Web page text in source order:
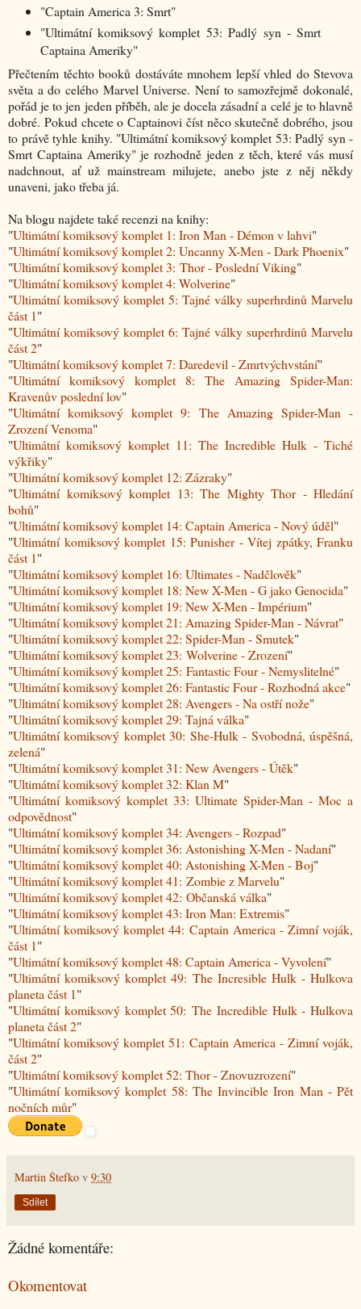
"Captain America 3: Smrt"
"Ultimátní komiksový komplet 53: Padlý syn - Smrt
Captaina Ameriky"
Přečtením těchto booků dostáváte mnohem lepší vhled do Stevova
světa a do celého Marvel Universe. Není to samozřejmě dokonalé,
pořád je to jen jeden příběh, ale je docela zásadní a celé je to hlavně
dobré. Pokud chcete o Captainovi číst něco skutečně dobrého, jsou
to právě tyhle knihy. "Ultimátní komiksový komplet 53: Padlý syn -
Smrt Captaina Ameriky" je rozhodně jeden z těch, které vás musí
nadchnout, ať už mainstream milujete, anebo jste z něj někdy
unaveni, jako třeba já.
Na blogu najdete také recenzi na knihy:
"Ultimátní komiksový komplet 1: Iron Man - Démon v lahvi"
"Ultimátní komiksový komplet 2: Uncanny X-Men - Dark Phoenix"
"Ultimátní komiksový komplet 3: Thor - Poslední Viking"
"Ultimátní komiksový komplet 4: Wolverine"
"Ultimátní komiksový komplet 5: Tajné války superhrdinů Marvelu
část 1"
"Ultimátní komiksový komplet 6: Tajné války superhrdinů Marvelu
část 2"
"Ultimátní komiksový komplet 7: Daredevil - Zmrtvýchvstání"
"Ultimátní komiksový komplet 8: The Amazing Spider-Man:
Kravenův poslední lov"
"Ultimátní komiksový komplet 9: The Amazing Spider-Man -
Zrození Venoma"
"Ultimátní komiksový komplet 11: The Incredible Hulk - Tiché
výkřiky"
"Ultimátní komiksový komplet 12: Zázraky"
"Ultimátní komiksový komplet 13: The Mighty Thor - Hledání
bohů"
"Ultimátní komiksový komplet 14: Captain America - Nový úděl"
"Ultimátní komiksový komplet 15: Punisher - Vítej zpátky, Franku
část 1"
"Ultimátní komiksový komplet 16: Ultimates - Nadčlověk"
"Ultimátní komiksový komplet 18: New X-Men - G jako Genocida"
"Ultimátní komiksový komplet 19: New X-Men - Impérium"
"Ultimátní komiksový komplet 21: Amazing Spider-Man - Návrat"
"Ultimátní komiksový komplet 22: Spider-Man - Smutek"
"Ultimátní komiksový komplet 23: Wolverine - Zrození"
"Ultimátní komiksový komplet 25: Fantastic Four - Nemyslitelné"
"Ultimátní komiksový komplet 26: Fantastic Four - Rozhodná akce"
"Ultimátní komiksový komplet 28: Avengers - Na ostří nože"
"Ultimátní komiksový komplet 29: Tajná válka"
"Ultimátní komiksový komplet 30: She-Hulk - Svobodná, úspěšná,
zelená"
"Ultimátní komiksový komplet 31: New Avengers - Útěk"
"Ultimátní komiksový komplet 32: Klan M"
"Ultimátní komiksový komplet 33: Ultimate Spider-Man - Moc a
odpovědnost"
"Ultimátní komiksový komplet 34: Avengers - Rozpad"
"Ultimátní komiksový komplet 36: Astonishing X-Men - Nadaní"
"Ultimátní komiksový komplet 40: Astonishing X-Men - Boj"
"Ultimátní komiksový komplet 41: Zombie z Marvelu"
"Ultimátní komiksový komplet 42: Občanská válka"
"Ultimátní komiksový komplet 43: Iron Man: Extremis"
"Ultimátní komiksový komplet 44: Captain America - Zimní voják,
část 1"
"Ultimátní komiksový komplet 48: Captain America - Vyvolení"
"Ultimátní komiksový komplet 49: The Incresible Hulk - Hulkova
planeta část 1"
"Ultimátní komiksový komplet 50: The Incredible Hulk - Hulkova
planeta část 2"
"Ultimátní komiksový komplet 51: Captain America - Zimní voják,
část 2"
"Ultimátní komiksový komplet 52: Thor - Znovuzrození"
"Ultimátní komiksový komplet 58: The Invincible Iron Man - Pět
nočních můr"
Martin Štefko v 9:30
Sdílet
Žádné komentáře:
Okomentovat